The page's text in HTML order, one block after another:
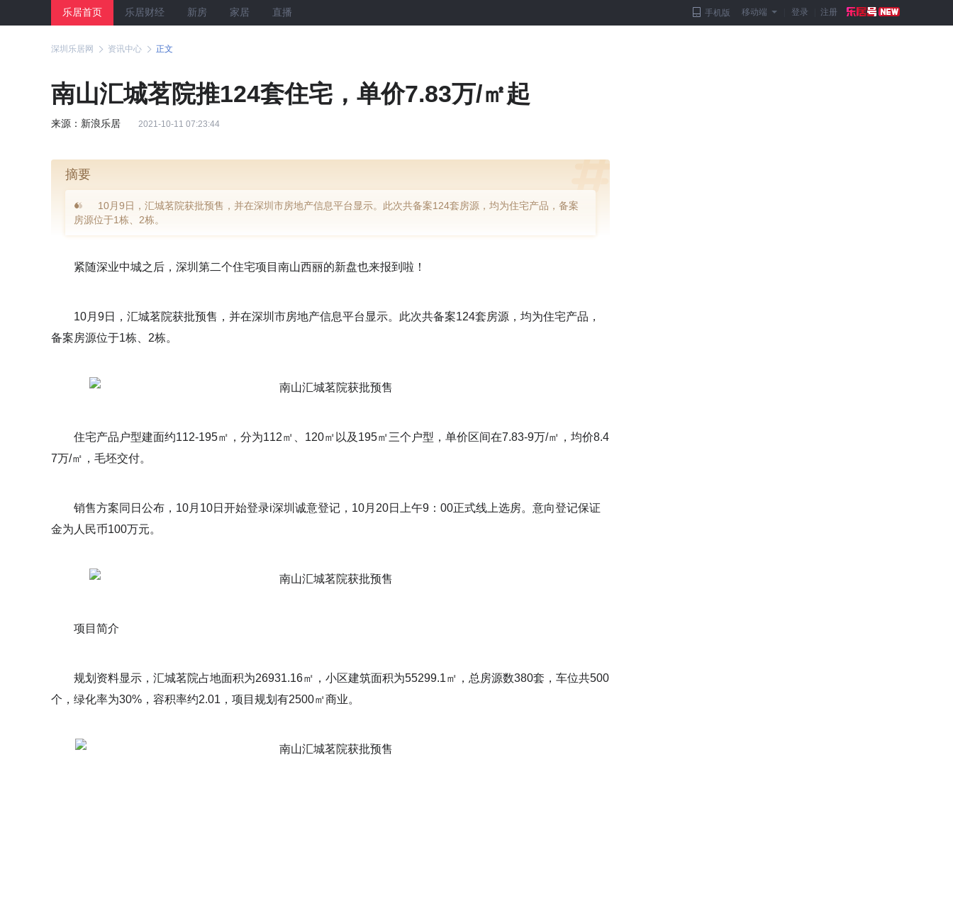
乐居首页 乐居财经 新房 家居 直播 手机版 移动端 登录 注册
深圳乐居网 资讯中心 正文
南山汇城茗院推124套住宅，单价7.83万/㎡起
来源：新浪乐居 2021-10-11 07:23:44
摘要
10月9日，汇城茗院获批预售，并在深圳市房地产信息平台显示。此次共备案124套房源，均为住宅产品，备案
房源位于1栋、2栋。
紧随深业中城之后，深圳第二个住宅项目南山西丽的新盘也来报到啦！
10月9日，汇城茗院获批预售，并在深圳市房地产信息平台显示。此次共备案124套房源，均为住宅产品，
备案房源位于1栋、2栋。
住宅产品户型建面约112-195㎡，分为112㎡、120㎡以及195㎡三个户型，单价区间在7.83-9万/㎡，均价8.4
7万/㎡，毛坯交付。
销售方案同日公布，10月10日开始登录i深圳诚意登记，10月20日上午9：00正式线上选房。意向登记保证
金为人民币100万元。
项目简介
规划资料显示，汇城茗院占地面积为26931.16㎡，小区建筑面积为55299.1㎡，总房源数380套，车位共500
个，绿化率为30%，容积率约2.01，项目规划有2500㎡商业。